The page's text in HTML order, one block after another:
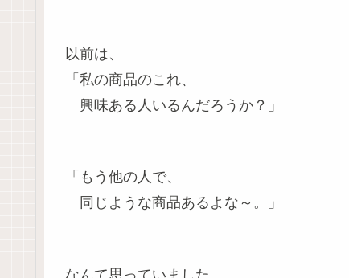
以前は、
「私の商品のこれ、
興味ある人いるんだろうか？」
「もう他の人で、
同じような商品あるよな～。」
なんて思っていました。